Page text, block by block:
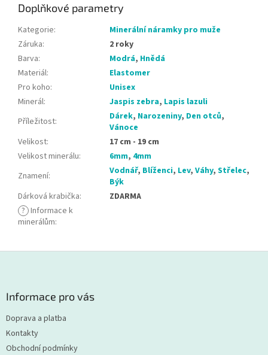
Doplňkové parametry
Kategorie:
Minerální náramky pro muže
Záruka:
2 roky
Barva: Modrá, Hnědá
Materiál:
Elastomer
Pro koho:
Unisex
Minerál: Jaspis zebra, Lapis lazuli
Příležitost: Dárek, Narozeniny, Den otců,
Vánoce
Velikost:
17 cm - 19 cm
Velikost minerálu: 6mm, 4mm
Znamení: Vodnář, Blíženci, Lev, Váhy, Střelec,
Býk
Dárková krabička:
ZDARMA
? Informace k
minerálům:
Informace pro vás
Doprava a platba
Kontakty
Obchodní podmínky